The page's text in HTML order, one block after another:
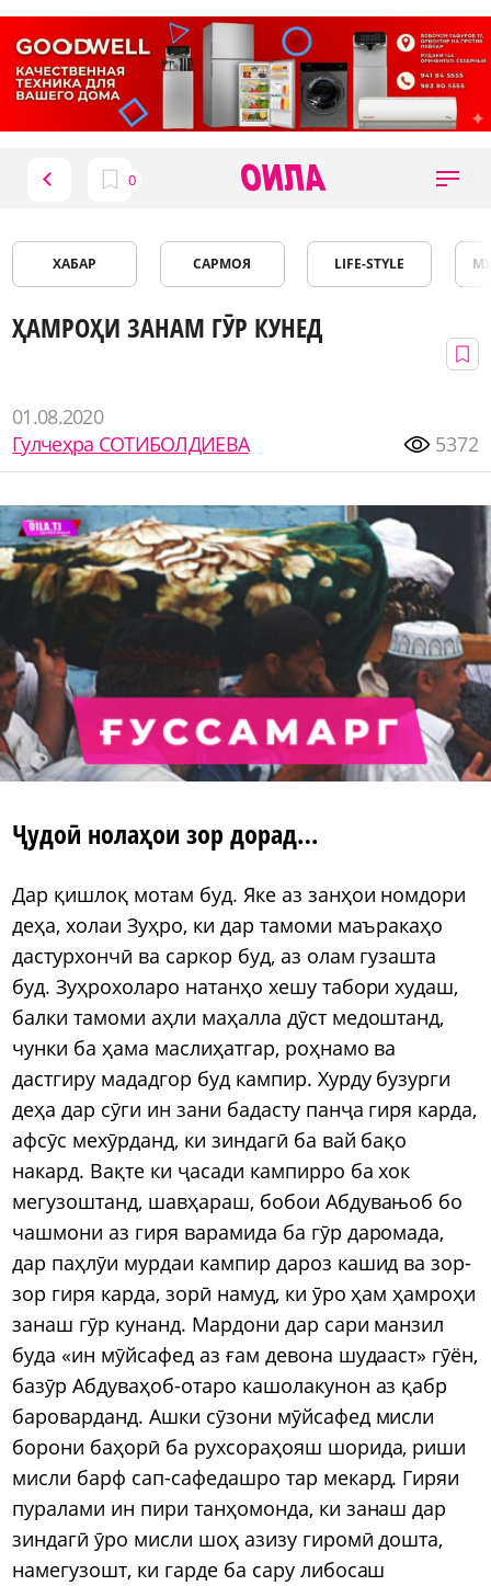
ХАБАР САРМОЯ LIFE-STYLE
ҲАМРОҲИ ЗАНАМ ГӮР КУНЕД
01.08.2020
Гулчеҳра СОТИБОЛДИЕВА
5372
Ҷудоӣ нолаҳои зор дорад…
Дар қишлоқ мотам буд. Яке аз занҳои номдори
деҳа, холаи Зуҳро, ки дар тамоми маъракаҳо
дастурхончӣ ва саркор буд, аз олам гузашта
буд. Зуҳрохоларо натанҳо хешу табори худаш,
балки тамоми аҳли маҳалла дӯст медоштанд,
чунки ба ҳама маслиҳатгар, роҳнамо ва
дастгиру мададгор буд кампир. Хурду бузурги
деҳа дар сӯги ин зани бадасту панҷа гиря карда,
афсӯс мехӯрданд, ки зиндагӣ ба вай бақо
накард. Вақте ки ҷасади кампирро ба хок
мегузоштанд, шавҳараш, бобои Абдувањоб бо
чашмони аз гиря варамида ба гӯр даромада,
дар паҳлӯи мурдаи кампир дароз кашид ва зор-
зор гиря карда, зорӣ намуд, ки ӯро ҳам ҳамроҳи
занаш гӯр кунанд. Мардони дар сари манзил
буда «ин мӯйсафед аз ғам девона шудааст» гӯён,
базӯр Абдуваҳоб-отаро кашолакунон аз қабр
бароварданд. Ашки сӯзони мӯйсафед мисли
борони баҳорӣ ба рухсораҳояш шорида, риши
мисли барф сап-сафедашро тар мекард. Гиряи
пуралами ин пири танҳомонда, ки занаш дар
зиндагӣ ӯро мисли шоҳ азизу гиромӣ дошта,
намегузошт, ки гарде ба сару либосаш